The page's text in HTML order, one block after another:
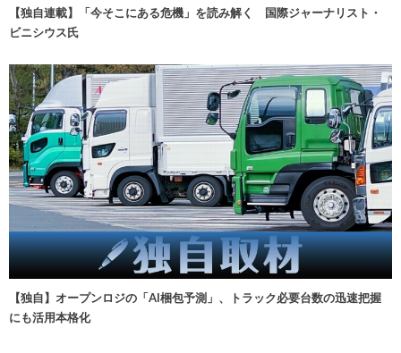
【独自連載】「今そこにある危機」を読み解く 国際ジャーナリスト・
ビニシウス氏
【独自】オープンロジの「AI梱包予測」、トラック必要台数の迅速把握
にも活用本格化